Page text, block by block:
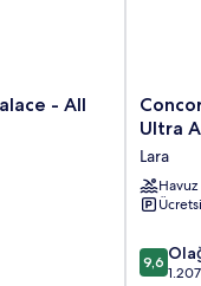
- All
De
Resort
Lara
Antalya
Prive
Ultra
Ultra
Lara
Havuz
10
9,6